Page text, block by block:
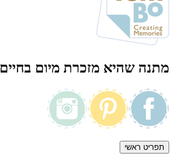
מתנה שהיא מזכרת מיום בחיים
תפריט ראשי